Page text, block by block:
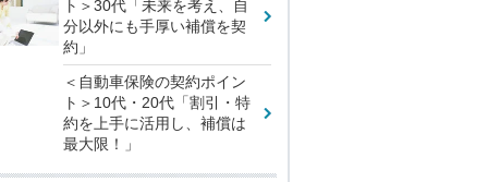
ト＞30代「未来を考え、自
分以外にも手厚い補償を契
約」
＜自動車保険の契約ポイン
ト＞10代・20代「割引・特
約を上手に活用し、補償は
最大限！」